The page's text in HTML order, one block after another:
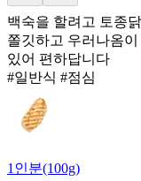
백숙을 할려고 토종
쫄깃하고 우러나옴
있어 편하답니다
#일반식 #점심
1인분(100g)